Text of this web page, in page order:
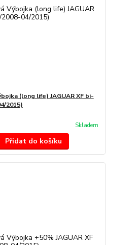
(long life) JAGUAR XF bi-
2015)
Skladem
Přidat do košíku